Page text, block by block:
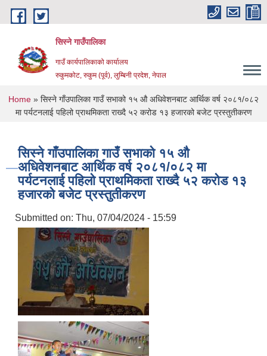
Skip to main content
सिस्ने गाउँपालिका
गाउँ कार्यपालिकाको कार्यालय
रुकुमकोट, रुकुम (पूर्व), लुम्बिनी प्रदेश, नेपाल
You are here
Home » सिस्ने गाँउपालिका गाउँ सभाको १५ औ अधिवेशनबाट आर्थिक वर्ष २०८१/०८२
मा पर्यटनलाई पहिलो प्राथमिकता राख्दै ५२ करोड १३ हजारको बजेट प्रस्तुतीकरण
सिस्ने गाँउपालिका गाउँ सभाको १५ औ
अधिवेशनबाट आर्थिक वर्ष २०८१/०८२ मा
पर्यटनलाई पहिलो प्राथमिकता राख्दै ५२ करोड १३
हजारको बजेट प्रस्तुतीकरण
Submitted on: Thu, 07/04/2024 - 15:59